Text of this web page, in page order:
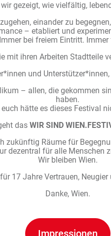
gezeigt, wie vielfältig,
einander zu
– etabliert und
Immer bei freiem Eintritt. Immer
mit ihren Arbeiten Stadtteile
und
– allen, die gekommen
haben.
euch hätte es dieses Festival
das WIR SIND
zukünftig Räume für
dezentral für alle Menschen
Wir bleiben Wien.
17 Jahre Vertrauen,
Danke, Wien.
Impressionen